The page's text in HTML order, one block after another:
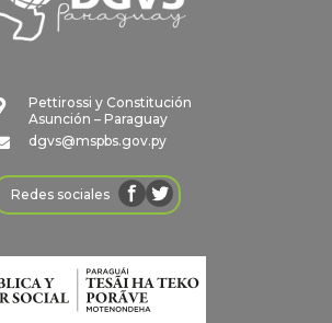
Pettirossi y Constitución
Asunción – Paraguay
dgvs@mspbs.gov.py
Redes sociales